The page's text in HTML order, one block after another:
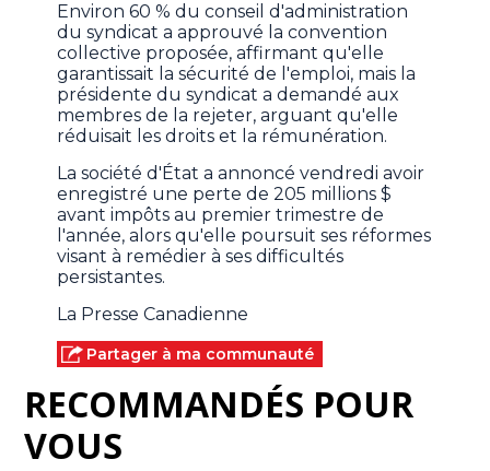
Environ 60 % du conseil d'administration
du syndicat a approuvé la convention
collective proposée, affirmant qu'elle
garantissait la sécurité de l'emploi, mais la
présidente du syndicat a demandé aux
membres de la rejeter, arguant qu'elle
réduisait les droits et la rémunération.
La société d'État a annoncé vendredi avoir
enregistré une perte de 205 millions $
avant impôts au premier trimestre de
l'année, alors qu'elle poursuit ses réformes
visant à remédier à ses difficultés
persistantes.
La Presse Canadienne
Partager à ma communauté
RECOMMANDÉS POUR
VOUS